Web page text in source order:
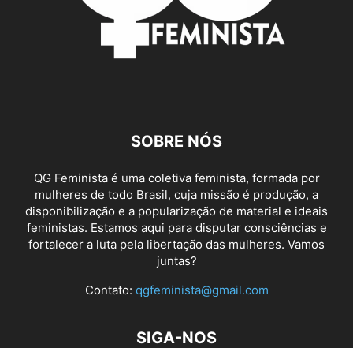
SOBRE NÓS
QG Feminista é uma coletiva feminista, formada por
mulheres de todo Brasil, cuja missão é produção, a
disponibilização e a popularização de material e ideais
feministas. Estamos aqui para disputar consciências e
fortalecer a luta pela libertação das mulheres. Vamos
juntas?
Contato: qgfeminista@gmail.com
SIGA-NOS